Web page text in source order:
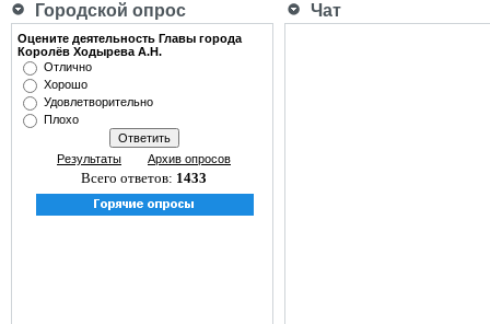
Городской опрос Чат
Оцените деятельность Главы города
Королёв Ходырева А.Н.
Отлично
Хорошо
Удовлетворительно
Плохо
Результаты Архив опросов
Всего ответов: 1433